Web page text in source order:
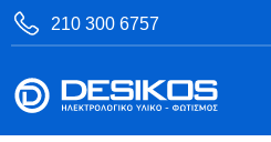
210 300 6757